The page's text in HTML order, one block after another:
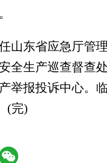
东省应急厅管理
全生产巡查督查
举报投诉中心。
(完)